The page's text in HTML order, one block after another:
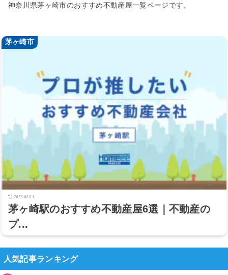
神奈川県茅ヶ崎市のおすすめ不動産屋一覧ページです。
茅ヶ崎市
茅ヶ崎駅のおすすめ不動産屋6選｜不動産の
プ...
2025.08.01
人気記事ランキング